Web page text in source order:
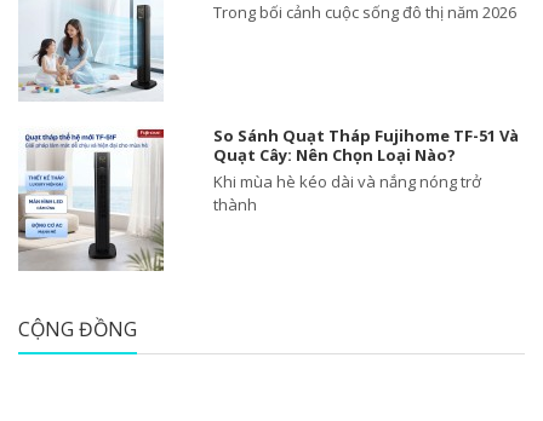
Trong bối cảnh cuộc sống đô thị năm 2026
So Sánh Quạt Tháp Fujihome TF-51 Và
Quạt Cây: Nên Chọn Loại Nào?
Khi mùa hè kéo dài và nắng nóng trở
thành
CỘNG ĐỒNG